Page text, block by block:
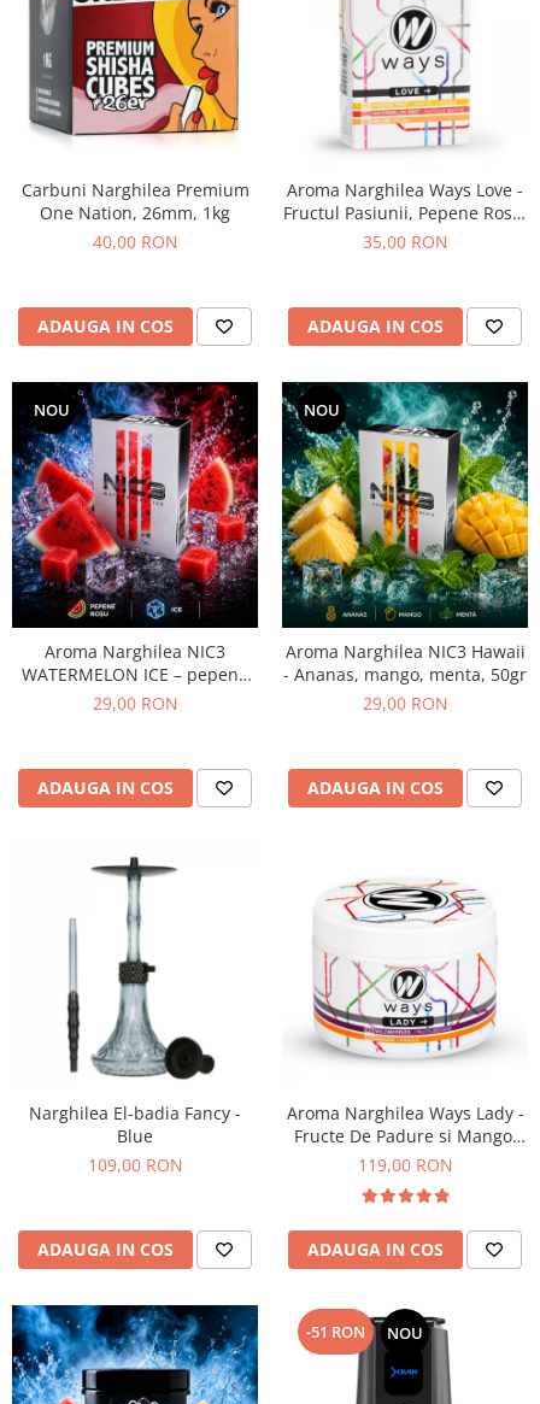
Carbuni Narghilea Premium
One Nation, 26mm, 1kg
40,00 RON
ADAUGA IN COS
Aroma Narghilea Ways Love -
Fructul Pasiunii, Pepene Rosu,
Galben si Menta, 50gr
35,00 RON
ADAUGA IN COS
NOU
Aroma Narghilea NIC3
WATERMELON ICE – pepene
verde cu gheata, 50gr
29,00 RON
ADAUGA IN COS
NOU
Aroma Narghilea NIC3 Hawaii
- Ananas, mango, menta, 50gr
29,00 RON
ADAUGA IN COS
Narghilea El-badia Fancy -
Blue
109,00 RON
ADAUGA IN COS
Aroma Narghilea Ways Lady -
Fructe De Padure si Mango,
200gr
119,00 RON
ADAUGA IN COS
-51 RON NOU